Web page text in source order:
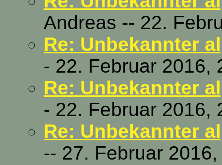
Andreas -- 22.
Re: Unbekannter
- 22. Februar 2016,
Re: Unbekannter
- 22. Februar 2016,
Re: Unbekannter
-- 27. Februar